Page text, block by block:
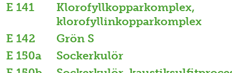
E 141
Klorofyllkopparkomplex,
klorofyllinkopparkomplex
E 142 Grön S
E 150a Sockerkulör